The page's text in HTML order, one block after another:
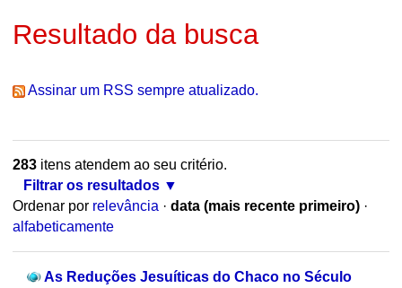
Resultado da busca
Assinar um RSS sempre atualizado.
283itens atendem ao seu critério.
Filtrar os resultados
Ordenar por relevância · data (mais recente primeiro) ·
alfabeticamente
As Reduções Jesuíticas do Chaco no Século